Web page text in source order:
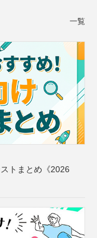
一覧
トまとめ《2026